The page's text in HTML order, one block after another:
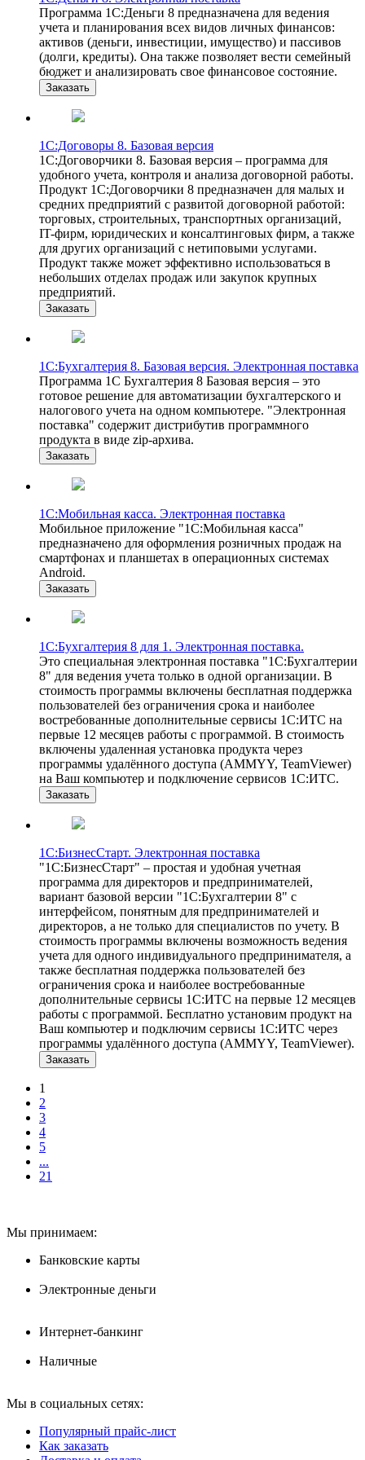
Программа 1С:Деньги 8 предназначена для ведения
учета и планирования всех видов личных финансов:
активов (деньги, инвестиции, имущество) и пассивов
(долги, кредиты). Она также позволяет вести семейный
бюджет и анализировать свое финансовое состояние.
Заказать
1С:Договоры 8. Базовая версия
1С:Договорчики 8. Базовая версия – программа для
удобного учета, контроля и анализа договорной работы.
Продукт 1С:Договорчики 8 предназначен для малых и
средних предприятий с развитой договорной работой:
торговых, строительных, транспортных организаций,
IT-фирм, юридических и консалтинговых фирм, а также
для других организаций с нетиповыми услугами.
Продукт также может эффективно использоваться в
небольших отделах продаж или закупок крупных
предприятий.
Заказать
1С:Бухгалтерия 8. Базовая версия. Электронная поставка
Программа 1С Бухгалтерия 8 Базовая версия – это
готовое решение для автоматизации бухгалтерского и
налогового учета на одном компьютере. "Электронная
поставка" содержит дистрибутив программного
продукта в виде zip-архива.
Заказать
1С:Мобильная касса. Электронная поставка
Мобильное приложение "1С:Мобильная касса"
предназначено для оформления розничных продаж на
смартфонах и планшетах в операционных системах
Android.
Заказать
1С:Бухгалтерия 8 для 1. Электронная поставка.
Это специальная электронная поставка "1С:Бухгалтерии
8" для ведения учета только в одной организации. В
стоимость программы включены бесплатная поддержка
пользователей без ограничения срока и наиболее
востребованные дополнительные сервисы 1С:ИТС на
первые 12 месяцев работы с программой. В стоимость
включены удаленная установка продукта через
программы удалённого доступа (AMMYY, TeamViewer)
на Ваш компьютер и подключение сервисов 1С:ИТС.
Заказать
1С:БизнесСтарт. Электронная поставка
"1С:БизнесСтарт" – простая и удобная учетная
программа для директоров и предпринимателей,
вариант базовой версии "1С:Бухгалтерии 8" с
интерфейсом, понятным для предпринимателей и
директоров, а не только для специалистов по учету. В
стоимость программы включены возможность ведения
учета для одного индивидуального предпринимателя, а
также бесплатная поддержка пользователей без
ограничения срока и наиболее востребованные
дополнительные сервисы 1С:ИТС на первые 12 месяцев
работы с программой. Бесплатно установим продукт на
Ваш компьютер и подключим сервисы 1С:ИТС через
программы удалённого доступа (AMMYY, TeamViewer).
Заказать
1
2
3
4
5
...
21
Мы принимаем:
Банковские карты
Электронные деньги
Интернет-банкинг
Наличные
Мы в социальных сетях:
Популярный прайс-лист
Как заказать